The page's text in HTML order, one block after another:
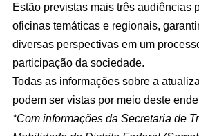
Estão previstas mais três audiências
oficinas temáticas e regionais,
diversas perspectivas em um
participação da sociedade.
Todas as informações sobre a
podem ser vistas por meio deste
*Com informações da Secretaria de